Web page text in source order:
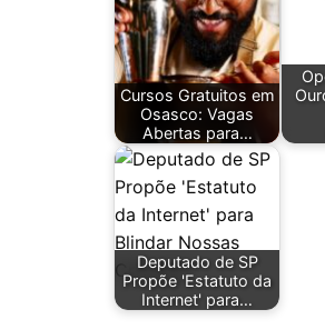
Cursos Gratuitos em
Osasco: Vagas
Abertas para…
Deputado de SP
Propõe 'Estatuto da
Internet' para…